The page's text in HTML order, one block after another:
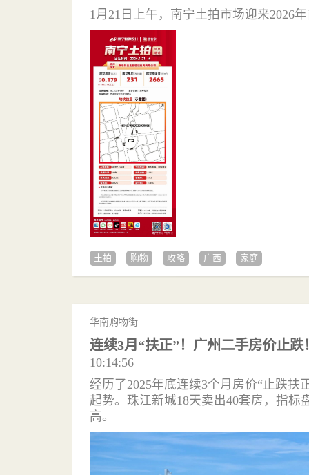
1月21日上午，南宁土拍市场迎来2026
土拍 购物 攻略 广西 家庭
华南购物街
连续3月“扶正”！广州二手房价止跌
10:14:56
经历了2025年底连续3个月房价“止跌扶
起势。珠江新城18天卖出40套房，指标
高。